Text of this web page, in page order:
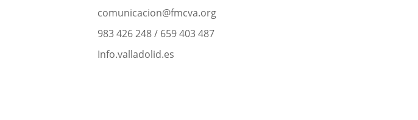
comunicacion@fmcva.org
983 426 248 / 659 403 487
Info.valladolid.es